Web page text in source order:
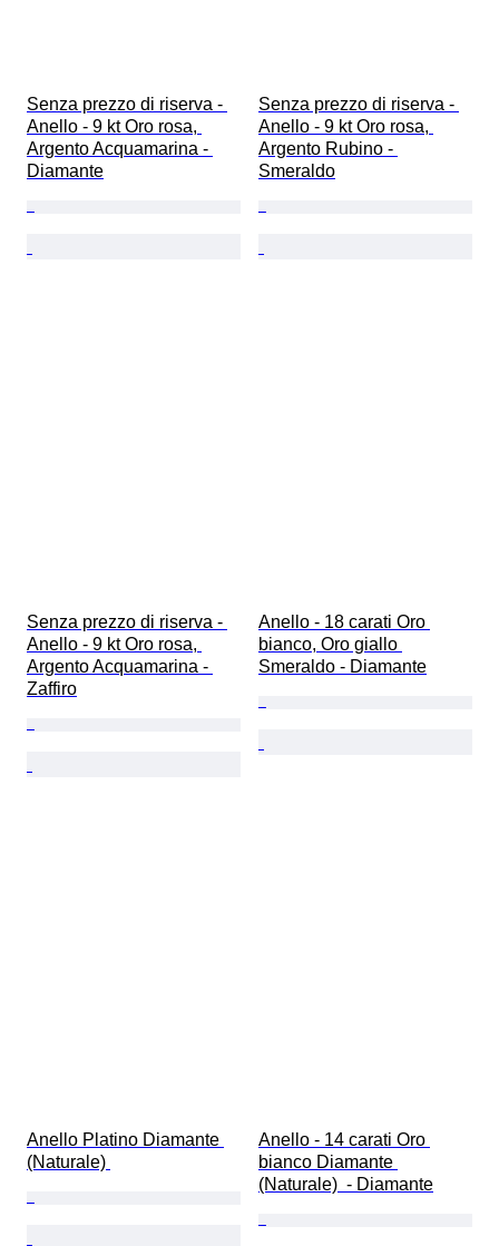
Senza prezzo di riserva -
Anello - 9 kt Oro rosa,
Argento Acquamarina -
Diamante
Senza prezzo di riserva -
Anello - 9 kt Oro rosa,
Argento Rubino -
Smeraldo
Senza prezzo di riserva -
Anello - 9 kt Oro rosa,
Argento Acquamarina -
Zaffiro
Anello - 18 carati Oro
bianco, Oro giallo
Smeraldo - Diamante
Anello Platino Diamante
(Naturale)
Anello - 14 carati Oro
bianco Diamante
(Naturale)  - Diamante